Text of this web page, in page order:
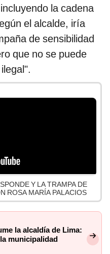
la cadena
el alcalde, iría
de sensibilidad
que no se puede
Y LA TRAMPA DE
ROSA MARÍA PALACIOS
la alcaldía de Lima:
municipalidad